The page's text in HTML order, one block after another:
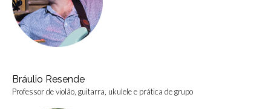
Bráulio Resende
Professor de violão, guitarra, ukulele e prática de grupo